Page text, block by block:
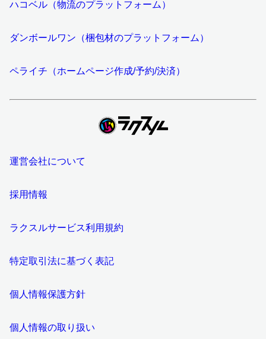
ハコベル（物流のプラットフォーム）
ダンボールワン（梱包材のプラットフォーム）
ペライチ（ホームページ作成/予約/決済）
運営会社について
採用情報
ラクスルサービス利用規約
特定取引法に基づく表記
個人情報保護方針
個人情報の取り扱い